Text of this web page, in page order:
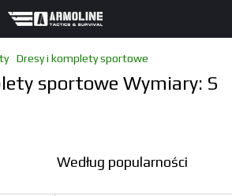
Dresy i komplety sportowe
sportowe Wymiary: S
Według popularności